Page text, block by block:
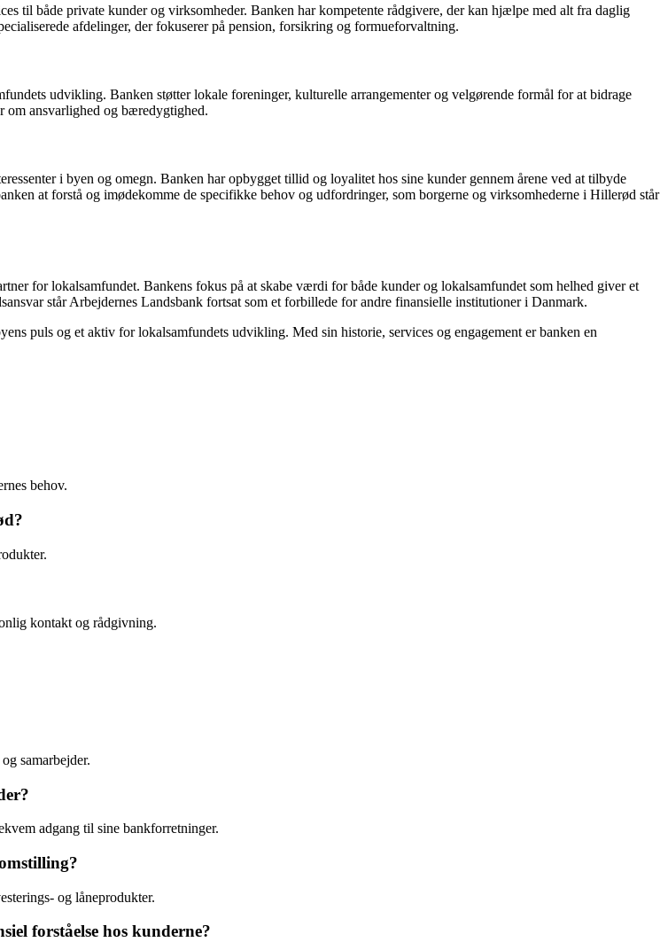
til både private kunder og virksomheder. Banken har kompetente rådgivere, der kan hjælpe med alt fra daglig
afdelinger, der fokuserer på pension, forsikring og formueforvaltning.
udvikling. Banken støtter lokale foreninger, kulturelle arrangementer og velgørende formål for at bidrage
ansvarlighed og bæredygtighed.
i byen og omegn. Banken har opbygget tillid og loyalitet hos sine kunder gennem årene ved at tilbyde
at forstå og imødekomme de specifikke behov og udfordringer, som borgerne og virksomhederne i Hillerød står
for lokalsamfundet. Bankens fokus på at skabe værdi for både kunder og lokalsamfundet som helhed giver et
står Arbejdernes Landsbank fortsat som et forbillede for andre finansielle institutioner i Danmark.
puls og et aktiv for lokalsamfundets udvikling. Med sin historie, services og engagement er banken en
behov.
kontakt og rådgivning.
samarbejder.
adgang til sine bankforretninger.
og låneprodukter.
forståelse hos kunderne?